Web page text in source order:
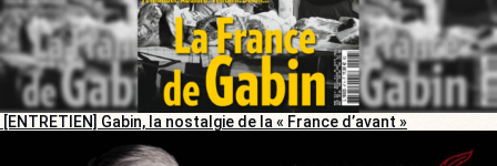
[ENTRETIEN] Gabin, la nostalgie de la « France d’avant »